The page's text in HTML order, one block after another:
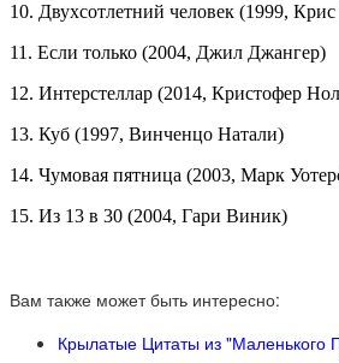
10. Двухсотлетний человек (1999,
11. Если только (2004, Джил Джангер)
12. Интерстеллар (2014, Кристофер
13. Куб (1997, Винченцо Натали)
14. Чумовая пятница (2003, Марк
15. Из 13 в 30 (2004, Гари Виник)
Вам также может быть интересно:
Крылатые Цитаты из "Маленького